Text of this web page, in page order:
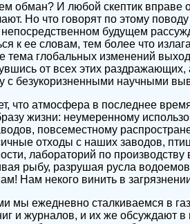
обман? И любой скептик вправе
Но что говорят по этому
будущем
к ее словам, тем более что
тема глобальных изменений
от всех этих
с безукоризненными научными
что атмосфера в последнее
жизни: неумеренному
повсеместному
отходы с наших заводов,
лабораторий по производству
рыбу, разрушая русла
Нам некого винить в
мы ежедневно сталкиваемся в
и журналов, и их же обсуждают